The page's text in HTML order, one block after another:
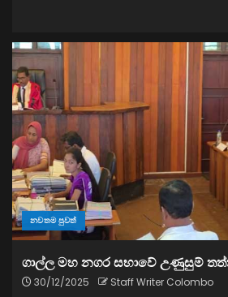
නවතම පුවත්
ගාල්ල මහ නගර සභාවේ උණුසුම්
30/12/2025 Staff Writer Colombo